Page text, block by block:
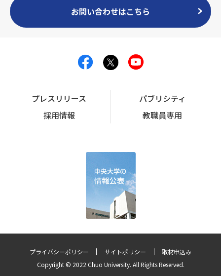
お問い合わせはこちら
プレスリリース
パブリシティ
採用情報
教職員専用
プライバシーポリシー サイトポリシー
取材申込み
Copyright © 2022 Chuo University. All Rights Reserved.